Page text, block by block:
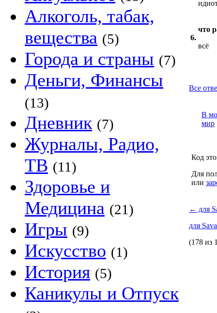
Алкоголь, табак,
вещества (5)
Города и страны (7)
Деньги, Финансы
(13)
Дневник (7)
Журналы, Радио,
ТВ (11)
Здоровье и
Медицина (21)
Игры (9)
Искусство (1)
История (5)
Каникулы и Отпуск
6.
что
всё
Все
В
мир
Код
Для
или
← для
для
(178 из